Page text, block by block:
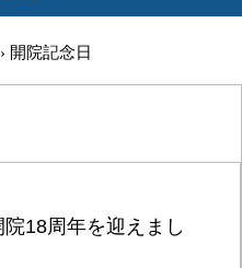
› 開院記念日
18周年を迎えまし